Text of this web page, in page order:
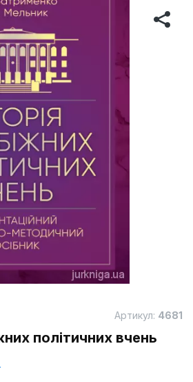
політичних вчень
Артикул: 4681